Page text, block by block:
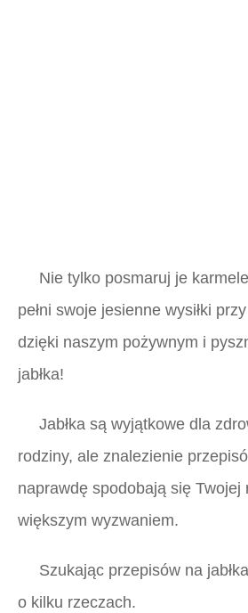
Nie tylko posmaruj je
pełni swoje jesienne wysiłki
dzięki naszym pożywnym i
jabłka!
Jabłka są wyjątkowe dla
rodziny, ale znalezienie
naprawdę spodobają się Twojej
większym wyzwaniem.
Szukając przepisów na
o kilku rzeczach.